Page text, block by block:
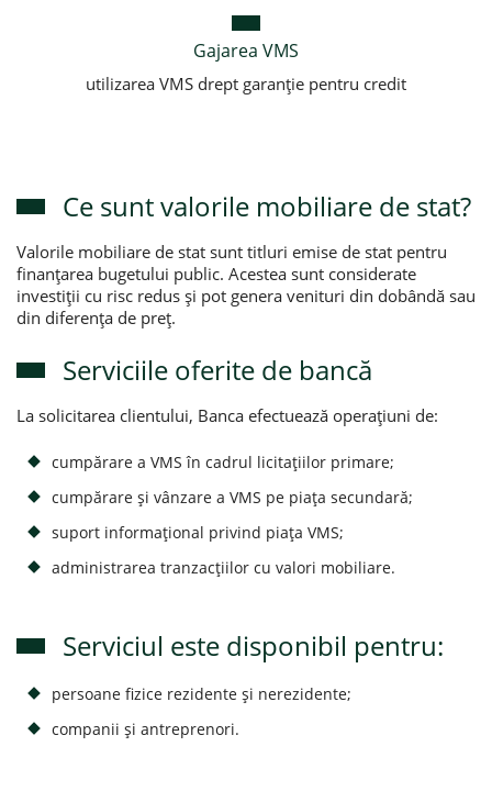
Gajarea VMS
utilizarea VMS drept garanție pentru credit
Ce sunt valorile mobiliare de stat?
Valorile mobiliare de stat sunt titluri emise de stat pentru
finanțarea bugetului public. Acestea sunt considerate
investiții cu risc redus și pot genera venituri din dobândă sau
din diferența de preț.
Serviciile oferite de bancă
La solicitarea clientului, Banca efectuează operațiuni de:
cumpărare a VMS în cadrul licitațiilor primare;
cumpărare și vânzare a VMS pe piața secundară;
suport informațional privind piața VMS;
administrarea tranzacțiilor cu valori mobiliare.
Serviciul este disponibil pentru:
persoane fizice rezidente și nerezidente;
companii și antreprenori.